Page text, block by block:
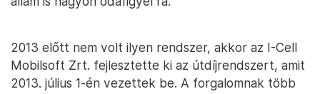
2013 előtt nem volt ilyen rendszer, akkor az I-Cell
Mobilsoft Zrt. fejlesztette ki az útdíjrendszert, amit
2013. július 1-én vezettek be. A forgalomnak több